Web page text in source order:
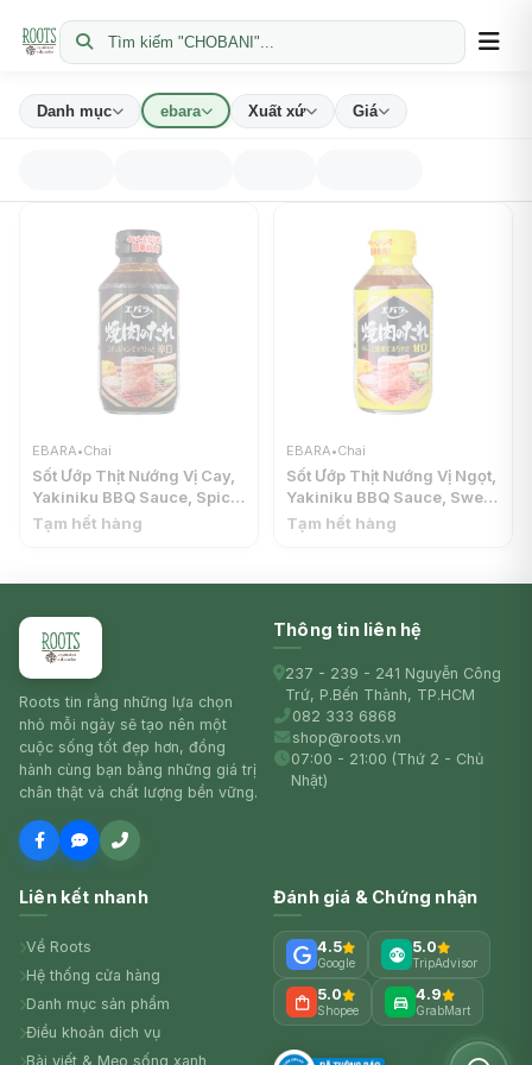
Tìm kiếm "CHOBANI"...
Danh mục ebara Xuất xứ Giá
EBARA•Chai
Sốt Ướp Thịt Nướng Vị Cay,
Yakiniku BBQ Sauce, Spicy
(300g) - EBARA
Tạm hết hàng
EBARA•Chai
Sốt Ướp Thịt Nướng Vị Ngọt,
Yakiniku BBQ Sauce, Sweet
(300g) - EBARA
Tạm hết hàng
Roots tin rằng những lựa chọn
nhỏ mỗi ngày sẽ tạo nên một
cuộc sống tốt đẹp hơn, đồng
hành cùng bạn bằng những giá trị
chân thật và chất lượng bền vững.
Thông tin liên hệ
237 - 239 - 241 Nguyễn Công
Trứ, P.Bến Thành, TP.HCM
082 333 6868
shop@roots.vn
07:00 - 21:00 (Thứ 2 - Chủ
Nhật)
Liên kết nhanh
Về Roots
Hệ thống cửa hàng
Danh mục sản phẩm
Điều khoản dịch vụ
Bài viết & Mẹo sống xanh
Đánh giá & Chứng nhận
4.5
Google
5.0
TripAdvisor
5.0
Shopee
4.9
GrabMart